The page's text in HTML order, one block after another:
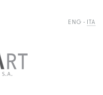
ITA
ENG